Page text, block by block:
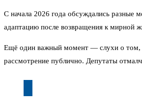
С начала 2026 года обсуждались разные
адаптацию после возвращения к мирной
Ещё один важный момент — слухи о том,
рассмотрение публично. Депутаты